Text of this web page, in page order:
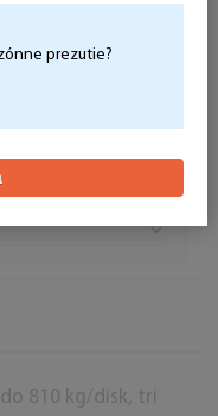
810 kg/disk, tri
prezutie?